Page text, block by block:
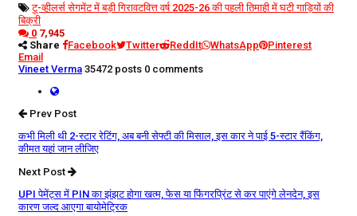
टू-व्हीलर्स सेगमेंट में बड़ी गिरावटवित्त वर्ष 2025-26 की पहली तिमाही में घटी गाड़ियों की
बिक्री
0 7,945
Share
Facebook Twitter ReddIt WhatsApp
Pinterest
Email
Vineet Verma 35472 posts 0 comments
Prev Post
कभी मिली थी 2-स्टार रेटिंग, अब बनी सेफ्टी की मिसाल, इस कार ने पाई 5-स्टार रैंकिंग,
कीमत यहां जान लीजिए
Next Post
UPI पेमेंट्स में PIN का झंझट होगा खत्म, फेस या फिंगरप्रिंट से कर पाएंगे लेनदेन, इस
कारण जल्द आएगा बायोमेट्रिक